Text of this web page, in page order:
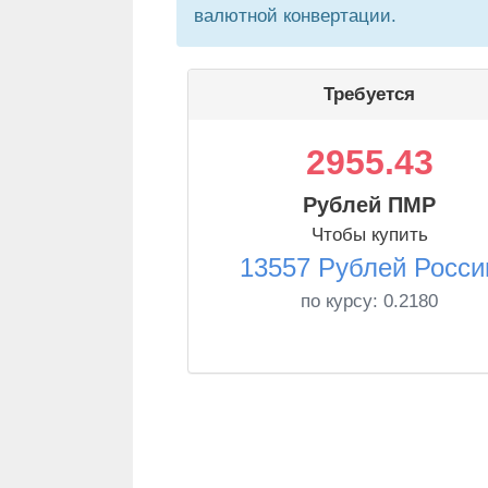
валютной конвертации.
Требуется
2955.43
Рублей ПМР
Чтобы купить
13557 Рублей
по курсу: 0.2180